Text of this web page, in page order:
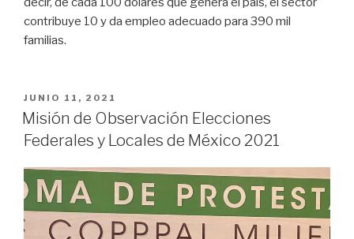
contribuye 10 y da empleo adecuado para 390 mil
familias.
JUNIO 11, 2021
Misión de Observación Elecciones
Federales y Locales de México 2021